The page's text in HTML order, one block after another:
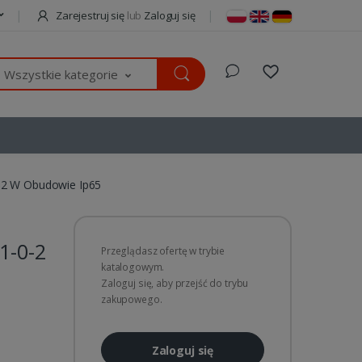
Zarejestruj się lub Zaloguj się
Wszystkie kategorie
W Obudowie Ip65
0-2
Przeglądasz ofertę w trybie
katalogowym.
Zaloguj się, aby przejść do trybu
zakupowego.
Zaloguj się